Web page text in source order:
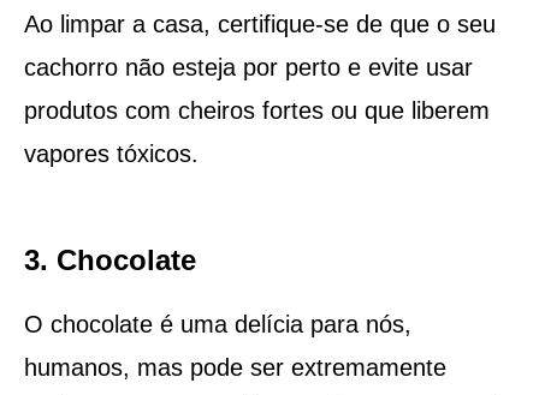
Ao limpar a casa, certifique-se de que o seu
cachorro não esteja por perto e evite usar
produtos com cheiros fortes ou que liberem
vapores tóxicos.
3. Chocolate
O chocolate é uma delícia para nós,
humanos, mas pode ser extremamente